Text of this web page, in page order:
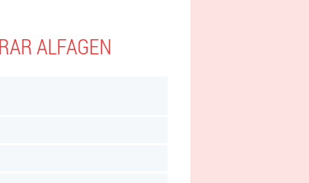
ALFAGEN